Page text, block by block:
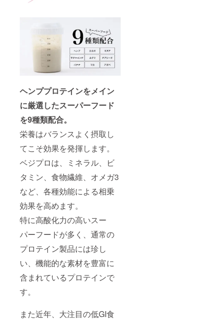
ヘンププロテインをメイン
に厳選したスーパーフード
を9種類配合。
栄養はバランスよく摂取し
てこそ効果を発揮します。
ベジプロは、ミネラル、ビ
タミン、食物繊維、オメガ3
など、各種効能による相乗
効果を高めます。
特に高酸化力の高いスー
パーフードが多く、通常の
プロテイン製品には珍し
い、機能的な素材を豊富に
含まれているプロテインで
す。
また近年、大注目の低GI食